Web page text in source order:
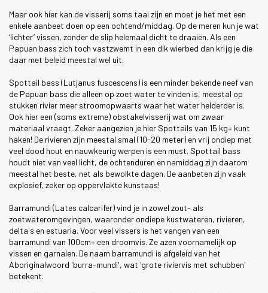
Maar ook hier kan de visserij soms taai zijn en moet je het met een
enkele aanbeet doen op een ochtend/middag. Op de meren kun je wat
‘lichter’ vissen, zonder de slip helemaal dicht te draaien. Als een
Papuan bass zich toch vastzwemt in een dik wierbed dan krijg je die
daar met beleid meestal wel uit.
Spottail bass (Lutjanus fuscescens) is een minder bekende neef van
de Papuan bass die alleen op zoet water te vinden is, meestal op
stukken rivier meer stroomopwaarts waar het water helderder is.
Ook hier een (soms extreme) obstakelvisserij wat om zwaar
materiaal vraagt. Zeker aangezien je hier Spottails van 15 kg+ kunt
haken! De rivieren zijn meestal smal (10-20 meter) en vrij ondiep met
veel dood hout en nauwkeurig werpen is een must. Spottail bass
houdt niet van veel licht, de ochtenduren en namiddag zijn daarom
meestal het beste, net als bewolkte dagen. De aanbeten zijn vaak
explosief, zeker op oppervlakte kunstaas!
Barramundi (Lates calcarifer) vind je in zowel zout- als
zoetwateromgevingen, waaronder ondiepe kustwateren, rivieren,
delta's en estuaria. Voor veel vissers is het vangen van een
barramundi van 100cm+ een droomvis. Ze azen voornamelijk op
vissen en garnalen. De naam barramundi is afgeleid van het
Aboriginalwoord 'burra-mundi', wat 'grote riviervis met schubben'
betekent.